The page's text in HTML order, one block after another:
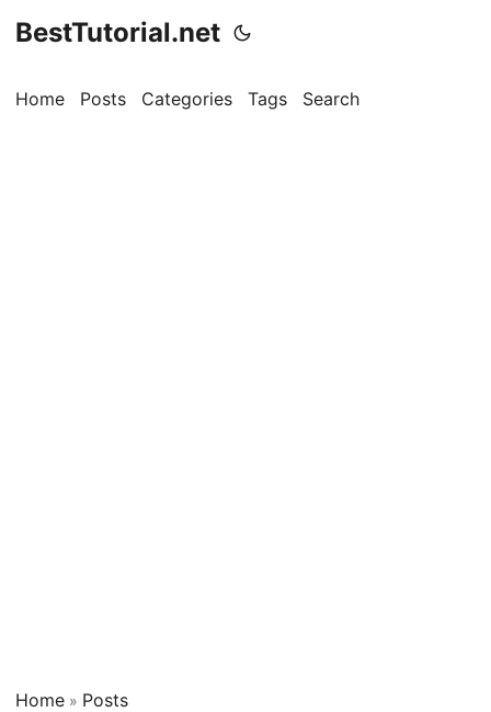
BestTutorial.net
Home Posts Categories Tags Search
Home » Posts